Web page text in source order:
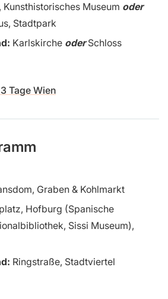
Kunsthistorisches Museum oder
Stadtpark
Karlskirche oderSchloss
Tage Wien
Graben & Kohlmarkt
Hofburg (Spanische
Sissi Museum),
Ringstraße, Stadtviertel